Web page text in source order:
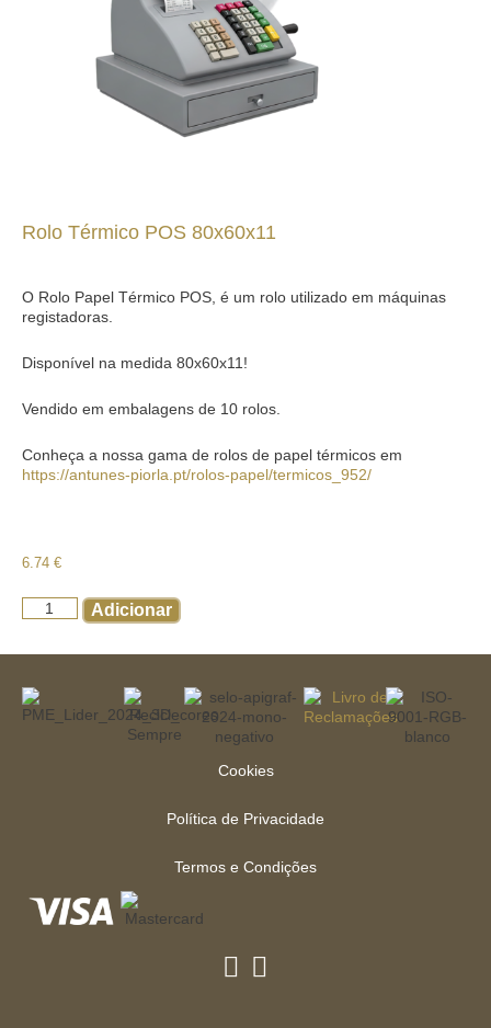
Rolo Térmico POS 80x60x11
O Rolo Papel Térmico POS, é um rolo utilizado em máquinas
registadoras.
Disponível na medida 80x60x11!
Vendido em embalagens de 10 rolos.
Conheça a nossa gama de rolos de papel térmicos em
https://antunes-piorla.pt/rolos-papel/termicos_952/
6.74 €
Adicionar
Cookies
Política de Privacidade
Termos e Condições